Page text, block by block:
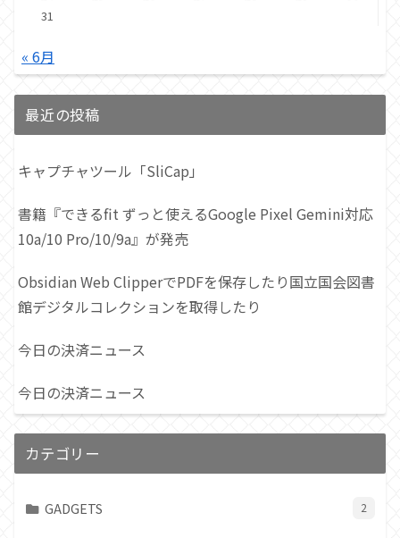
31
« 6月
最近の投稿
キャプチャツール「SliCap」
書籍『できるfit ずっと使えるGoogle Pixel Gemini対応
10a/10 Pro/10/9a』が発売
Obsidian Web ClipperでPDFを保存したり国立国会図書
館デジタルコレクションを取得したり
今日の決済ニュース
今日の決済ニュース
カテゴリー
GADGETS 2